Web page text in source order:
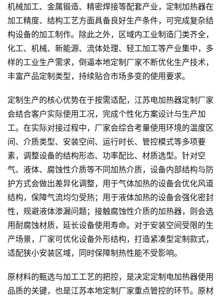
机械加工、金属锻造、精密焊接等配套产业，定制加热器在
加工精度、结构工艺方面具备良好生产条件，可完成复杂结
构设备的加工制作。除此之外，区域内工业制造门类齐全，
化工、机械、新能源、流体处理、轻工加工等产业集中，多
样的工业生产需求，倒逼本地定制厂家不断优化生产技术，
丰富产品定制类型，持续贴合市场多变的使用要求。
定制生产的核心优势在于按需适配，江苏电加热器定制厂家
会结合客户实际使用工况，完成个性化方案设计与生产加
工。在实际对接过程中，厂家会综合考量使用环境的温度区
间、介质类型、安装空间、运行时长、管控模式等多项要
素，调整设备的结构形态、功率配比、材质选型。针对空
气、液体、腐蚀性介质等不同加热介质，设备内部结构与防
护方式会做出差异化调整，用于气体加热的设备会优化风道
结构，保障气流均匀受热；用于液体加热的设备会强化密封
性，规避液体渗漏问题；接触腐蚀性介质的加热器，则会选
用耐腐蚀材质，延长设备使用寿命。对于安装空间受限的生
产场景，厂家可优化设备外形结构，打造紧凑型定制款式，
适配狭小安装区域，同时保障制热性能不受影响。
原材料的甄选与加工工艺的把控，是决定定制电加热器使用
品质的关键，也是江苏本地定制厂家重点管控的环节。原材